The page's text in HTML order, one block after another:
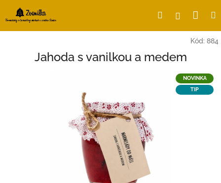
obsah
HledatPřihlášení
Kód: 884
Jahoda s vanilkou a medem
NOVINKA
TIP